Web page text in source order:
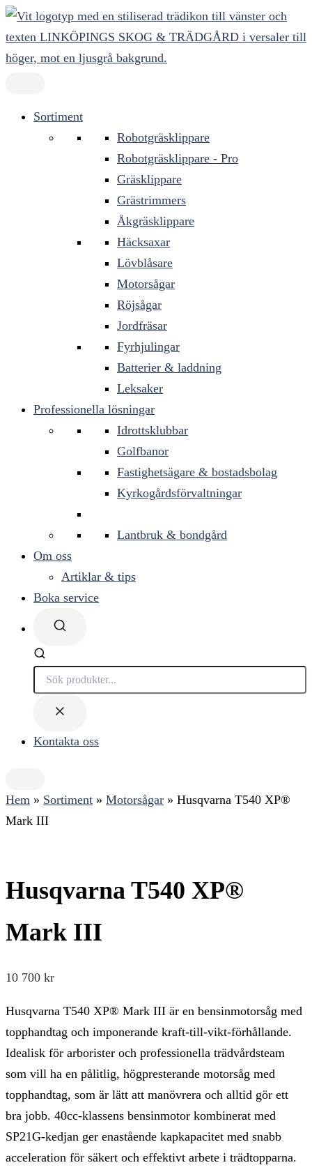
Hoppa
till
innehåll
Sortiment
Robotgräsklippare
Robotgräsklippare - Pro
Gräsklippare
Grästrimmers
Åkgräsklippare
Häcksaxar
Lövblåsare
Motorsågar
Röjsågar
Jordfräsar
Fyrhjulingar
Batterier & laddning
Leksaker
Professionella lösningar
Idrottsklubbar
Golfbanor
Fastighetsägare & bostadsbolag
Kyrkogårdsförvaltningar
Lantbruk & bondgård
Om oss
Artiklar & tips
Boka service
Söker...
Kontakta oss
Hem » Sortiment » Motorsågar » Husqvarna T540 XP®
Mark III
Husqvarna T540 XP®
Mark III
10 700 kr
Husqvarna T540 XP® Mark III är en bensinmotorsåg med
topphandtag och imponerande kraft-till-vikt-förhållande.
Idealisk för arborister och professionella trädvårdsteam
som vill ha en pålitlig, högpresterande motorsåg med
topphandtag, som är lätt att manövrera och alltid gör ett
bra jobb. 40cc-klassens bensinmotor kombinerat med
SP21G-kedjan ger enastående kapkapacitet med snabb
acceleration för säkert och effektivt arbete i trädtopparna.